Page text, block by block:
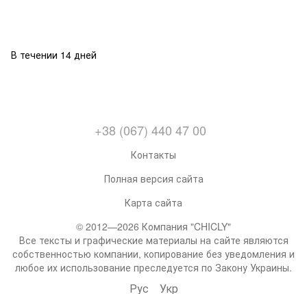
В течении 14 дней
+38 (067) 440 47 00
Контакты
Полная версия сайта
Карта сайта
© 2012—2026 Компания "CHICLY"
Все тексты и графические материалы на сайте являются
собственностью компании, копирование без уведомления и
любое их использование преследуется по Закону Украины.
Рус Укр